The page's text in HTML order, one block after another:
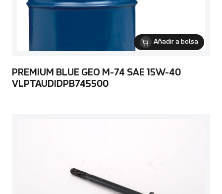
Añadir a bolsa
PREMIUM BLUE GEO M-74 SAE 15W-40
VLPTAUDIDPB745500